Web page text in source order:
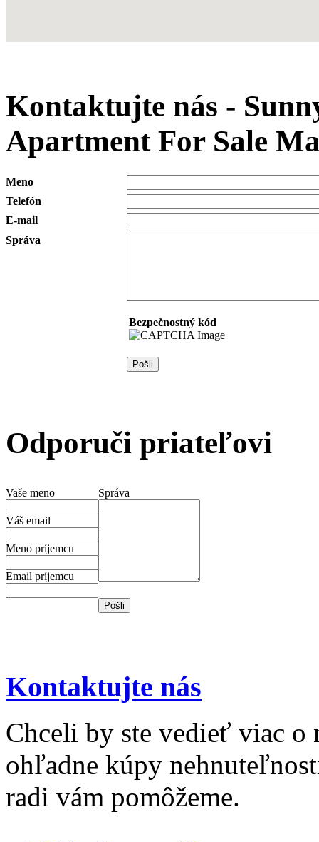
Kontaktujte nás -
Apartment For Sale
Meno
Telefón
E-mail
Správa
Bezpečnostný kód
Odporuči priateľovi
Vaše meno
Váš email
Meno príjemcu
Email príjemcu
Správa
Kontaktujte nás
Chceli by ste vedieť viac o
ohľadne kúpy
radi vám pomôžeme.